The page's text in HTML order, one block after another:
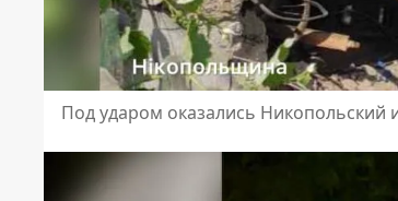
Под ударом оказались Никопольский